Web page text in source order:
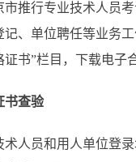
市推行专业技术人员
记、单位聘任等业务
书”栏目，下载电子
查验
员和用人单位登录